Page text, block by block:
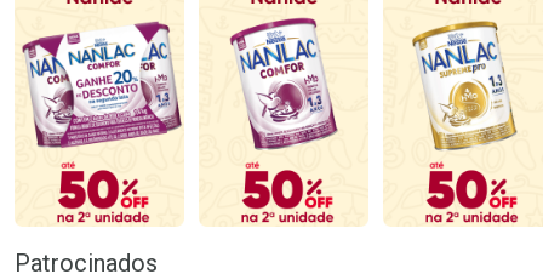
Patrocinados